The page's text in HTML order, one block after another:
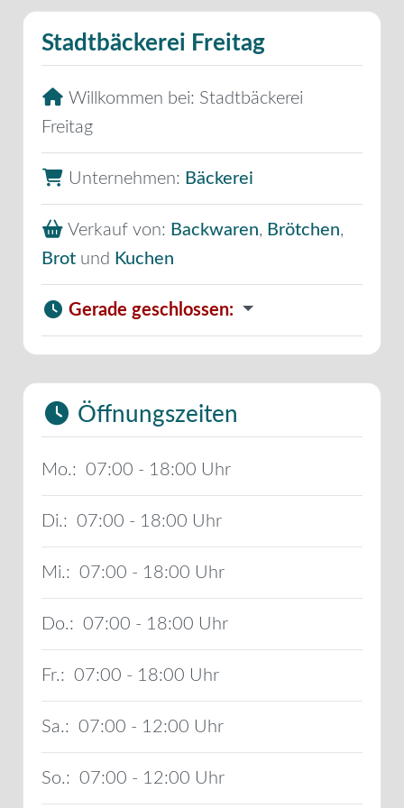
Stadtbäckerei Freitag
Willkommen bei: Stadtbäckerei
Freitag
Unternehmen: Bäckerei
Verkauf von: Backwaren, Brötchen,
Brot und Kuchen
Gerade geschlossen:
Öffnungszeiten
Mo.: 07:00 - 18:00
Di.: 07:00 - 18:00
Mi.: 07:00 - 18:00
Do.: 07:00 - 18:00
Fr.: 07:00 - 18:00
Sa.: 07:00 - 12:00
So.: 07:00 - 12:00